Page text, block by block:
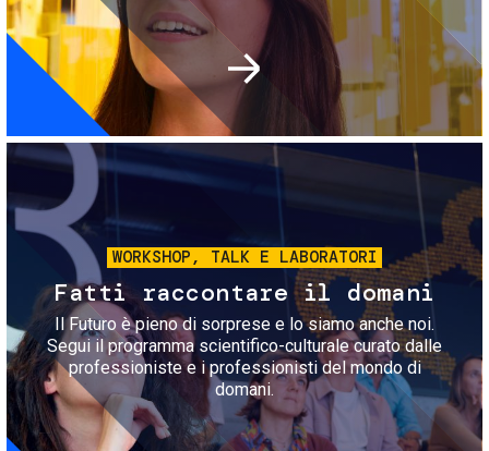
Immagine
WORKSHOP, TALK E LABORATORI
Fatti raccontare il domani
Il Futuro è pieno di sorprese e lo siamo anche noi.
Segui il programma scientifico-culturale curato dalle
professioniste e i professionisti del mondo di
domani.